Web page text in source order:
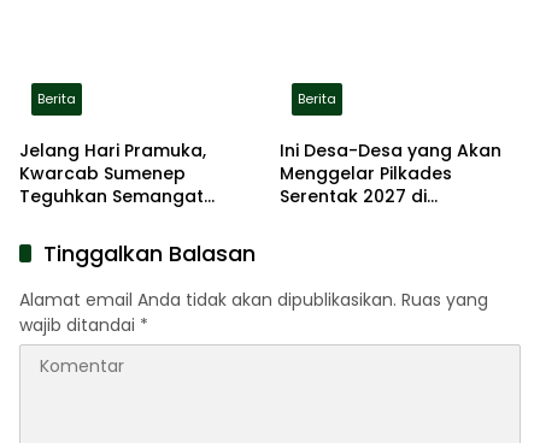
Berita
Jelang Hari Pramuka,
Kwarcab Sumenep
Teguhkan Semangat
Pahlawan
Berita
Ini Desa-Desa yang Akan
Menggelar Pilkades
Serentak 2027 di
Tinggalkan Balasan
Alamat email Anda tidak akan dipublikasikan. Ruas yang
wajib ditandai *